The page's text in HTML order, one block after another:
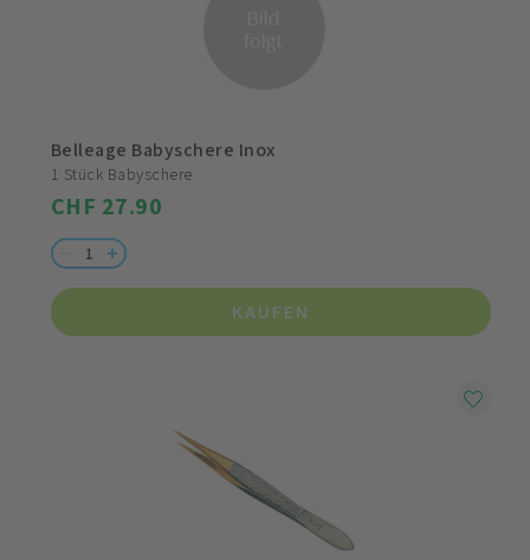
Belleage Babyschere Inox
1 Stück Babyschere
CHF 27.90
KAUFEN